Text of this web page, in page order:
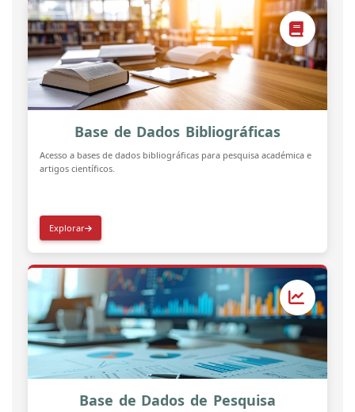
Base de Dados Bibliográficas
Acesso a bases de dados bibliográficas para pesquisa académica e
artigos científicos.
Explorar
Base de Dados de Pesquisa